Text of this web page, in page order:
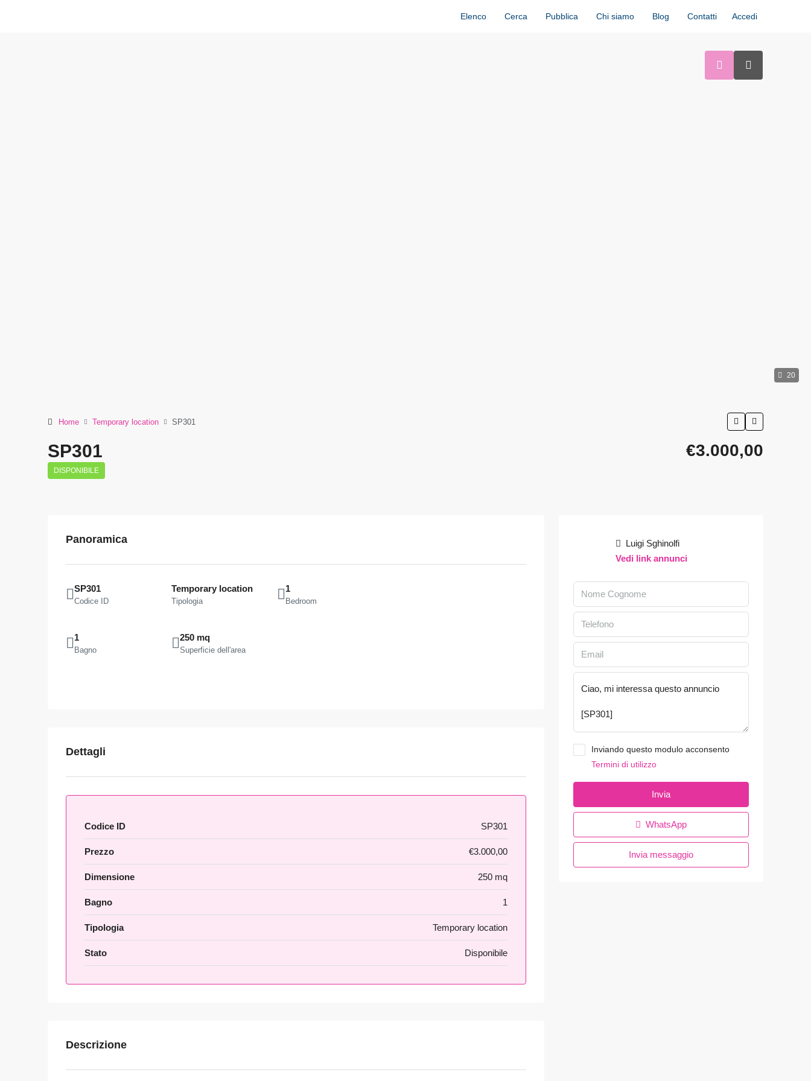
Elenco Cerca Pubblica Chi siamo Blog Contatti Accedi
20
Home Temporary location SP301
SP301
DISPONIBILE
€3.000,00
Panoramica
SP301
Codice ID
Temporary location
Tipologia
1
Bedroom
1
Bagno
250 mq
Superficie dell'area
Dettagli
Codice ID SP301
Prezzo €3.000,00
Dimensione 250 mq
Bagno 1
Tipologia Temporary location
Stato Disponibile
Descrizione
Luigi Sghinolfi
Vedi link annunci
Inviando questo modulo acconsento
Termini di utilizzo
Invia
WhatsApp
Invia messaggio